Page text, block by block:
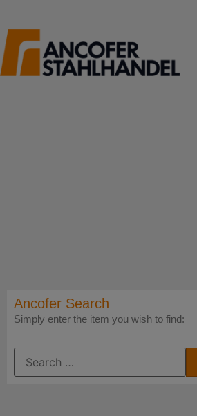
Ancofer Search
Simply enter the item you wish to find: